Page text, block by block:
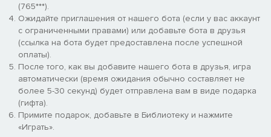
Вы можете установить:
Легкая зенитная пушка, такая как FlakVierling 28, для
быстрого, но короткого огня и небольшого урона.
Тяжелое зенитное орудие, такое как 88-мм зенитная пушка,
с большой дальностью и высоким уроном.
Еще можно вызвать из ближайшего ягдгешавадера 3
мощных истребителя Фокке-Вульф 190, они сбивают все
самолеты перед собой! Наконец, у вас также есть
(765***).
Ожидайте приглашения от нашего бота (если у вас аккаунт
с ограниченными правами) или добавьте бота в друзья
(ссылка на бота будет предоставлена после успешной
оплаты).
После того, как вы добавите нашего бота в друзья, игра
автоматически (время ожидания обычно составляет не
более 5-30 секунд) будет отправлена вам в виде подарка
(гифта).
Примите подарок, добавьте в Библиотеку и нажмите
«Играть».